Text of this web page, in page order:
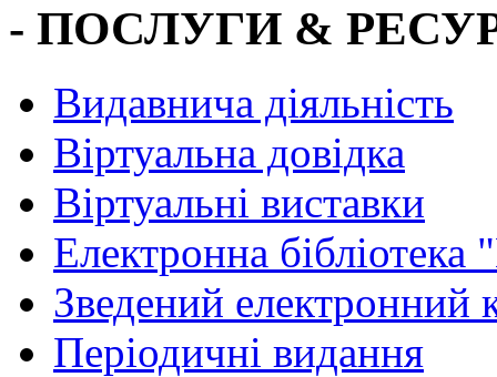
- ПОСЛУГИ &
Видавнича діяльність
Віртуальна довідка
Віртуальні виставки
Електронна
Зведений електронний
Періодичні видання